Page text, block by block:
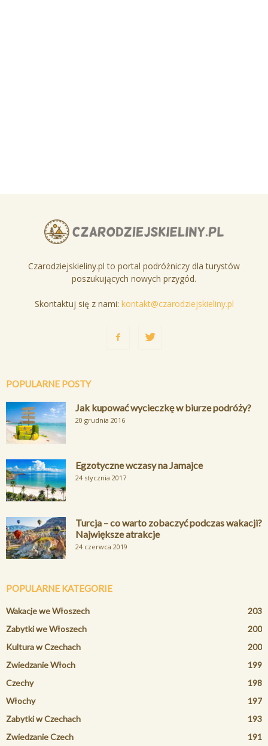
Czarodziejskieliny.pl to portal podróżniczy dla turystów
poszukujących nowych przygód.
Skontaktuj się z nami: kontakt@czarodziejskieliny.pl
POPULARNE POSTY
Jak kupować wycieczkę w biurze podróży?
20 grudnia 2016
Egzotyczne wczasy na Jamajce
24 stycznia 2017
Turcja – co warto zobaczyć podczas wakacji?
Największe atrakcje
24 czerwca 2019
POPULARNE KATEGORIE
Wakacje we Włoszech
203
Zabytki we Włoszech
200
Kultura w Czechach
200
Zwiedzanie Włoch
199
Czechy
198
Włochy
197
Zabytki w Czechach
193
Zwiedzanie Czech
191